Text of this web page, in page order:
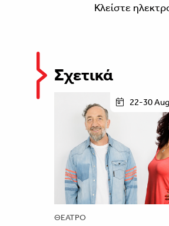
Κλείστε
Σχετικά
22-30
ΘΈΑΤΡΟ